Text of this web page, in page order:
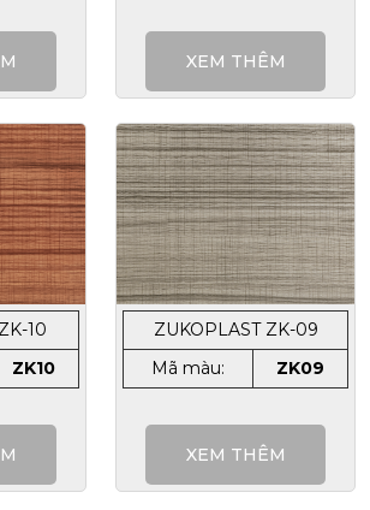
XEM THÊM
10
ZK10
ZUKOPLAST ZK-09
Mã màu:
ZK09
XEM THÊM